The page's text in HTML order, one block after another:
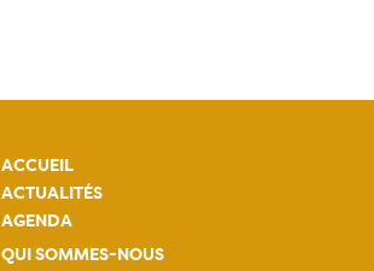
ACCUEIL
ACTUALITÉS
AGENDA
QUI SOMMES-NOUS